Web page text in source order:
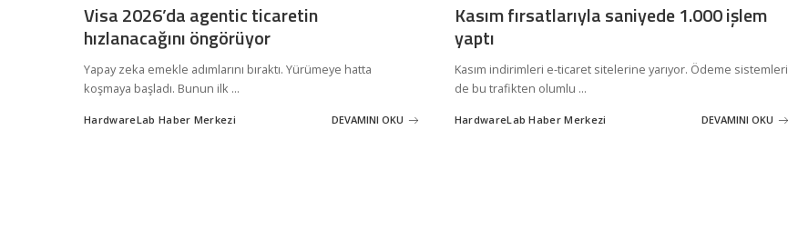
Visa 2026’da agentic ticaretin
hızlanacağını öngörüyor
Yapay zeka emekle adımlarını bıraktı. Yürümeye hatta
koşmaya başladı. Bunun ilk ...
Posted
HardwareLab Haber Merkezi DEVAMINI OKU
Kasım fırsatlarıyla saniyede 1.000 işlem
yaptı
Kasım indirimleri e-ticaret sitelerine yarıyor. Ödeme sistemleri
de bu trafikten olumlu ...
Posted
HardwareLab Haber Merkezi DEVAMINI OKU